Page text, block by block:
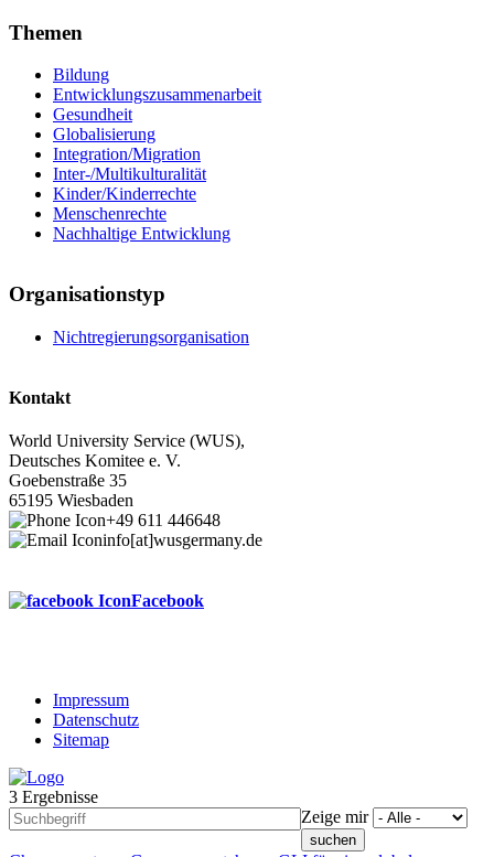
Themen
Bildung
Entwicklungszusammenarbeit
Gesundheit
Globalisierung
Integration/Migration
Inter-/Multikulturalität
Kinder/Kinderrechte
Menschenrechte
Nachhaltige Entwicklung
Organisationstyp
Nichtregierungsorganisation
Kontakt
World University Service (WUS),
Deutsches Komitee e. V.
Goebenstraße 35
65195 Wiesbaden
+49 611 446648
info[at]wusgermany.de
Facebook
Footer
menu
Impressum
Datenschutz
Sitemap
3 Ergebnisse
Zeige mir